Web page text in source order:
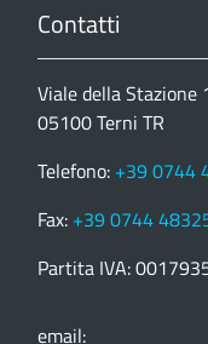
Contatti
Viale della Stazione
05100 Terni TR
Telefono: +39 0744
Fax: +39 0744
Partita IVA:
email: